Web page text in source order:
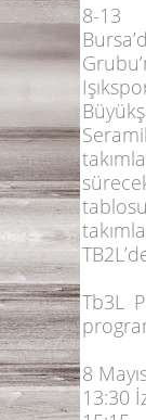
8-13
Bursa
Tb3L
8
13:30